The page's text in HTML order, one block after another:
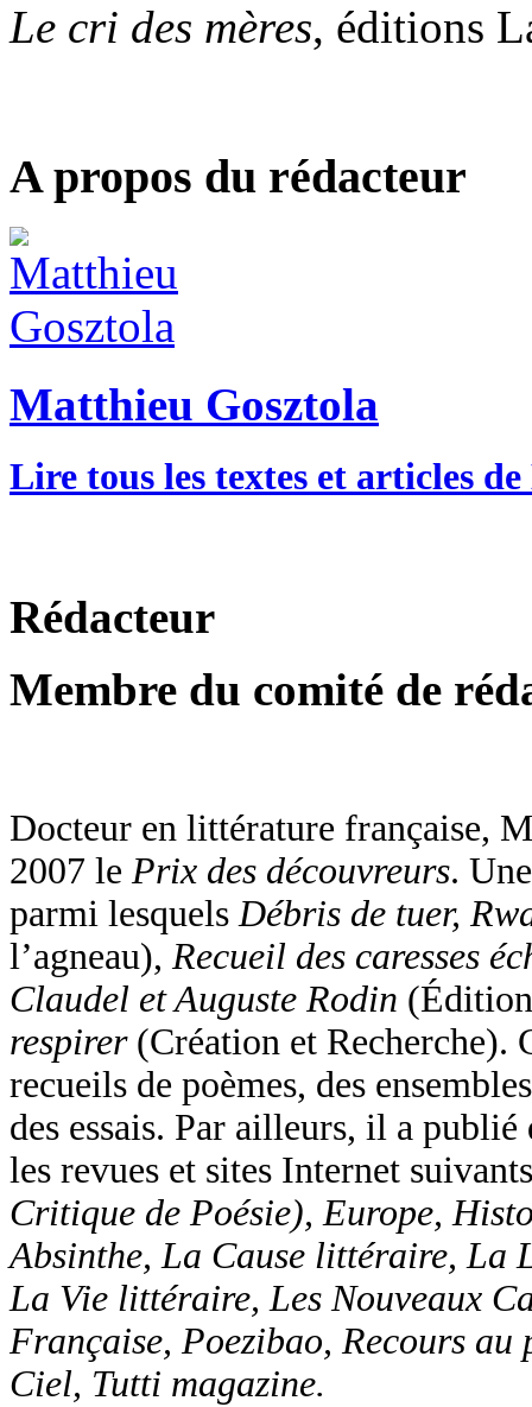
Le cri des mères, éditions
A propos du rédacteur
Matthieu Gosztola
Lire tous les textes et articles
Rédacteur
Membre du comité de
Docteur en littérature française,
2007 le Prix des découvreurs.
parmi lesquelsDébris de tuer,
l’agneau), Recueil des caresses
Claudel et Auguste Rodin
respirer(Création et Recherche).
recueils de poèmes, des
des essais. Par ailleurs, il a
les revues et sites Internet
Critique de Poésie), Europe,
Absinthe, La Cause littéraire,
La Vie littéraire, Les Nouveaux
Française, Poezibao, Recours au
Ciel, Tutti magazine.